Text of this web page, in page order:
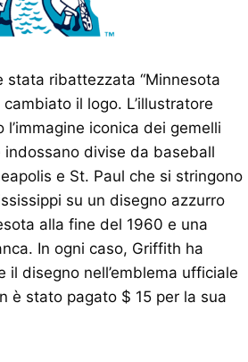
stata ribattezzata “Minnesota
il logo. L’illustratore
l’immagine iconica dei gemelli
indossano divise da baseball
e St. Paul che si stringono
su un disegno azzurro
alla fine del 1960 e una
In ogni caso, Griffith ha
il disegno nell’emblema ufficiale
è stato pagato $ 15 per la sua